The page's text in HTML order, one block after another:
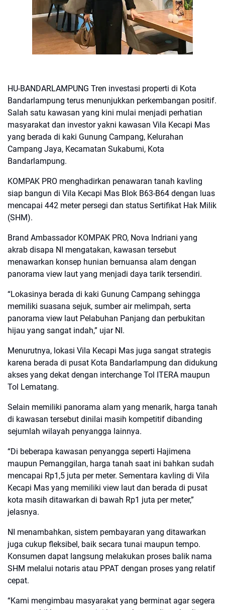
HU-BANDARLAMPUNG Tren investasi properti di Kota
Bandarlampung terus menunjukkan perkembangan positif.
Salah satu kawasan yang kini mulai menjadi perhatian
masyarakat dan investor yakni kawasan Vila Kecapi Mas
yang berada di kaki Gunung Campang, Kelurahan
Campang Jaya, Kecamatan Sukabumi, Kota
Bandarlampung.
KOMPAK PRO menghadirkan penawaran tanah kavling
siap bangun di Vila Kecapi Mas Blok B63-B64 dengan luas
mencapai 442 meter persegi dan status Sertifikat Hak Milik
(SHM).
Brand Ambassador KOMPAK PRO, Nova Indriani yang
akrab disapa NI mengatakan, kawasan tersebut
menawarkan konsep hunian bernuansa alam dengan
panorama view laut yang menjadi daya tarik tersendiri.
“Lokasinya berada di kaki Gunung Campang sehingga
memiliki suasana sejuk, sumber air melimpah, serta
panorama view laut Pelabuhan Panjang dan perbukitan
hijau yang sangat indah,” ujar NI.
Menurutnya, lokasi Vila Kecapi Mas juga sangat strategis
karena berada di pusat Kota Bandarlampung dan didukung
akses yang dekat dengan interchange Tol ITERA maupun
Tol Lematang.
Selain memiliki panorama alam yang menarik, harga tanah
di kawasan tersebut dinilai masih kompetitif dibanding
sejumlah wilayah penyangga lainnya.
“Di beberapa kawasan penyangga seperti Hajimena
maupun Pemanggilan, harga tanah saat ini bahkan sudah
mencapai Rp1,5 juta per meter. Sementara kavling di Vila
Kecapi Mas yang memiliki view laut dan berada di pusat
kota masih ditawarkan di bawah Rp1 juta per meter,”
jelasnya.
NI menambahkan, sistem pembayaran yang ditawarkan
juga cukup fleksibel, baik secara tunai maupun tempo.
Konsumen dapat langsung melakukan proses balik nama
SHM melalui notaris atau PPAT dengan proses yang relatif
cepat.
“Kami mengimbau masyarakat yang berminat agar segera